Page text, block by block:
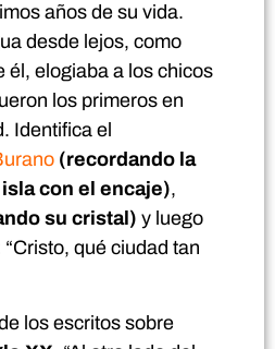
años de su vida.
desde lejos, como
él, elogiaba a los chicos
los primeros en
Identifica el
(recordando la
con el encaje),
su cristal) y luego
qué ciudad tan
los escritos sobre